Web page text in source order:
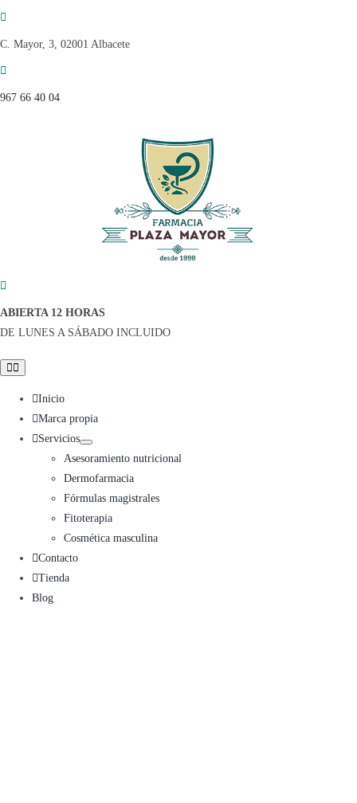
contenido
C. Mayor, 3, 02001 Albacete
967 66 40 04
ABIERTA 12 HORAS
DE LUNES A SÁBADO INCLUIDO
Toggle
Navigation
Inicio
Marca propia
Servicios
Asesoramiento nutricional
Dermofarmacia
Fórmulas magistrales
Fitoterapia
Cosmética masculina
Contacto
Tienda
Blog